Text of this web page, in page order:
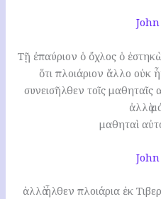
Τῇ ἐπαύριον ὁ ὄχλος ὁ
ὅτι πλοιάριον ἄλλο οὐκ
συνεισῆλθεν τοῖς μαθηταῖς
ἀλλὰ
μαθηταὶ
John
ἀλλὰ ἦλθεν πλοιάρια ἐκ